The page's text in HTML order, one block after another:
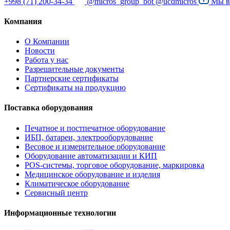
Компания
О Компании
Новости
Работа у нас
Разрешительные документы
Партнерские сертификаты
Сертификаты на продукцию
Поставка оборудования
Печатное и постпечатное оборудование
ИБП, батареи, электрооборудование
Весовое и измерительное оборудование
Оборудование автоматизации и КИП
POS-системы, торговое оборудование, маркировка
Медицинское оборудование и изделия
Климатическое оборудование
Сервисный центр
Информационные технологии